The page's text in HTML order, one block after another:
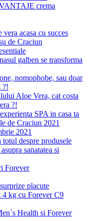
crema
acasa cu succes
de Craciun
galben se transforma
nomophobe, sau doar
?!
Aloe Vera, cat costa
?!
SPA in casa ta
de Craciun 2021
2021
despre produsele
sanatatea si
Forever
placute
kg cu Forever C9
Health si Forever